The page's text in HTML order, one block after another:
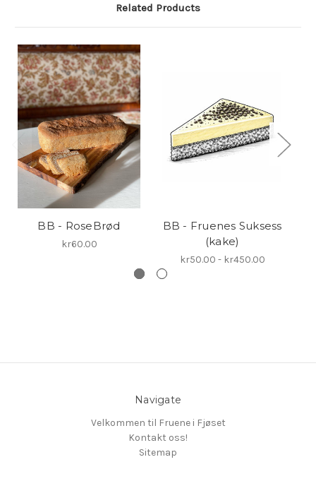
Related Products
BB - RoseBrød
kr60.00
BB - Fruenes Suksess
(kake)
kr50.00 - kr450.00
Navigate
Velkommen til Fruene i Fjøset
Kontakt oss!
Sitemap